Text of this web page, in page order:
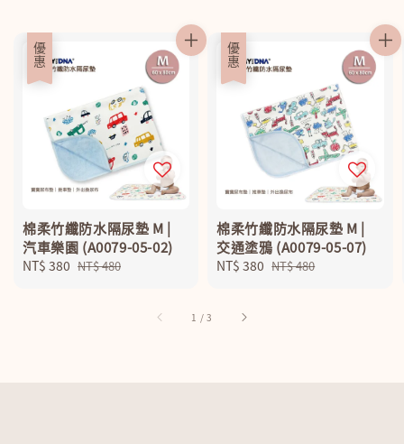
優惠
棉柔竹纖防水隔尿墊 M |
汽車樂園 (A0079-05-02)
Sale
NT$ 380 Regular
NT$ 480
優惠
棉柔竹纖防水隔尿墊 M |
交通塗鴉 (A0079-05-07)
Sale
NT$ 380 Regular
NT$ 480
1 /3